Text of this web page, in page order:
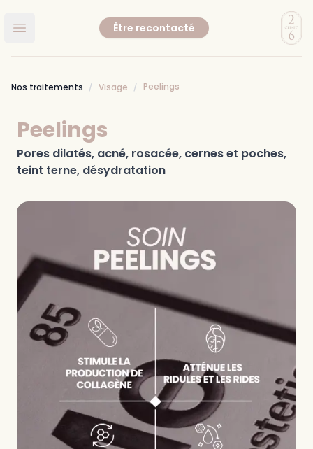
Ouvrir le menu principalÊtre recontacté
Clinic
Nos traitements Visage Peelings
Peelings
Pores dilatés, acné, rosacée, cernes et poches,
teint terne, désydratation
Images